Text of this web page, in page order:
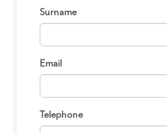
Surname
Email
Telephone